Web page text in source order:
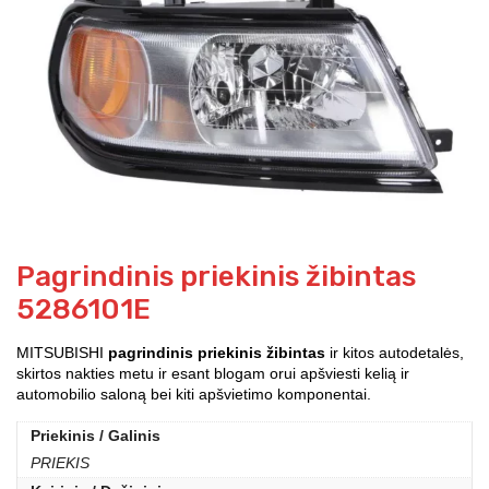
Pagrindinis priekinis žibintas
5286101E
MITSUBISHI pagrindinis priekinis žibintas ir kitos autodetalės,
skirtos nakties metu ir esant blogam orui apšviesti kelią ir
automobilio saloną bei kiti apšvietimo komponentai.
Priekinis / Galinis
PRIEKIS